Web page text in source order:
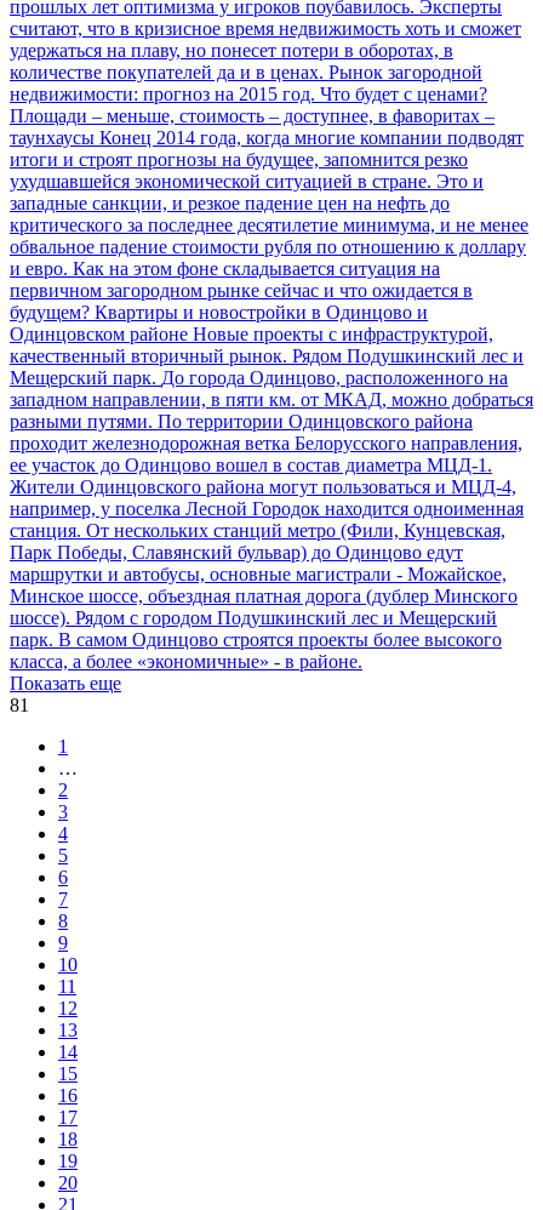
прошлых лет оптимизма у игроков поубавилось. Эксперты
считают, что в кризисное время недвижимость хоть и сможет
удержаться на плаву, но понесет потери в оборотах, в
количестве покупателей да и в ценах. Рынок загородной
недвижимости: прогноз на 2015 год. Что будет с ценами?
Площади – меньше, стоимость – доступнее, в фаворитах –
таунхаусы Конец 2014 года, когда многие компании подводят
итоги и строят прогнозы на будущее, запомнится резко
ухудшавшейся экономической ситуацией в стране. Это и
западные санкции, и резкое падение цен на нефть до
критического за последнее десятилетие минимума, и не менее
обвальное падение стоимости рубля по отношению к доллару
и евро. Как на этом фоне складывается ситуация на
первичном загородном рынке сейчас и что ожидается в
будущем? Квартиры и новостройки в Одинцово и
Одинцовском районе Новые проекты с инфраструктурой,
качественный вторичный рынок. Рядом Подушкинский лес и
Мещерский парк. До города Одинцово, расположенного на
западном направлении, в пяти км. от МКАД, можно добраться
разными путями. По территории Одинцовского района
проходит железнодорожная ветка Белорусского направления,
ее участок до Одинцово вошел в состав диаметра МЦД-1.
Жители Одинцовского района могут пользоваться и МЦД-4,
например, у поселка Лесной Городок находится одноименная
станция. От нескольких станций метро (Фили, Кунцевская,
Парк Победы, Славянский бульвар) до Одинцово едут
маршрутки и автобусы, основные магистрали - Можайское,
Минское шоссе, объездная платная дорога (дублер Минского
шоссе). Рядом с городом Подушкинский лес и Мещерский
парк. В самом Одинцово строятся проекты более высокого
класса, а более «экономичные» - в районе.
Показать еще
81
1
…
2
3
4
5
6
7
8
9
10
11
12
13
14
15
16
17
18
19
20
21